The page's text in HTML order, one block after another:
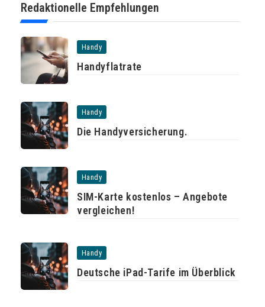
Redaktionelle Empfehlungen
Handy
Handyflatrate
Handy
Die Handyversicherung.
Handy
SIM-Karte kostenlos – Angebote
vergleichen!
Handy
Deutsche iPad-Tarife im Überblick